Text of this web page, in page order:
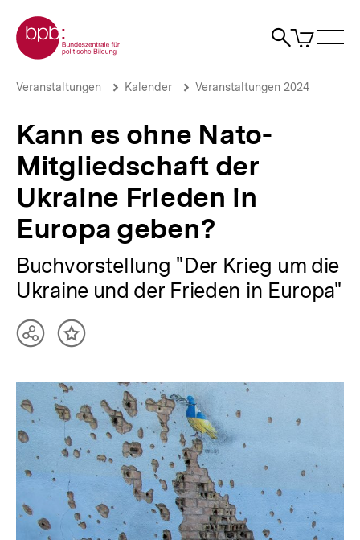
zum
Seiteninhalt
springen
Zur Startseite der bpb
Suche
Artikel
im
Kann
Nato-
Mitgliedschaft
der
Ukraine
Frieden
Europa
bpb.de
Brotkrümelnavigation
Pfadnavigation
Veranstaltungen Kalender Veranstaltungen 2024
Kann es ohne Nato-
Mitgliedschaft der
Ukraine Frieden in
Europa geben?
Buchvorstellung "Der Krieg um die
Ukraine und der Frieden in Europa"
Teilen
anzeigen
Inhalt